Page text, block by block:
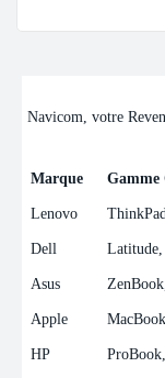
Navicom, votre
Marque Gamme
Marque
Gamme
Lenovo
Dell
Asus
Apple
HP